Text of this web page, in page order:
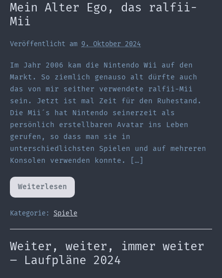
Mein Alter Ego, das ralfii-
Mii
Veröffentlicht am 9. Oktober 2024
Im Jahr 2006 kam die Nintendo Wii auf den
Markt. So ziemlich genauso alt dürfte auch
das von mir seither verwendete ralfii-Mii
sein. Jetzt ist mal Zeit für den Ruhestand.
Die Mii´s hat Nintendo seinerzeit als
persönlich erstellbaren Avatar ins Leben
gerufen, so dass man sie in
unterschiedlichsten Spielen und auf mehreren
Konsolen verwenden konnte. […]
Weiterlesen
Mein
Alter
das
ralfii-
Kategorie: Spiele
Weiter, weiter, immer weiter
– Laufpläne 2024